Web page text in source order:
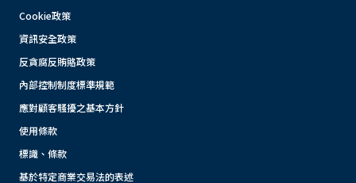
Cookie政策
資訊安全政策
反貪腐反賄賂政策
內部控制制度標準規範
應對顧客騷擾之基本方針
使用條款
標識、條款
基於特定商業交易法的表述